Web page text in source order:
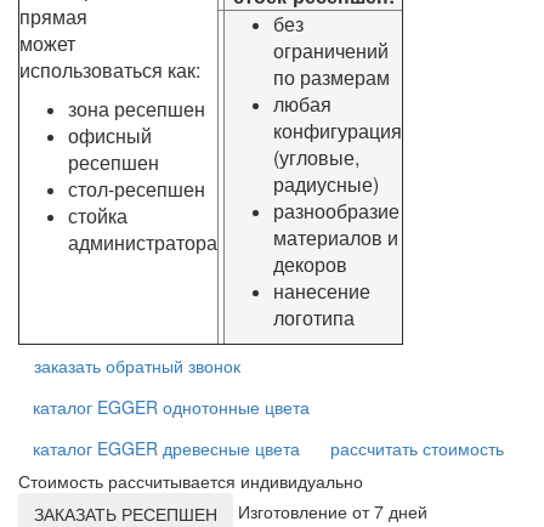
прямая
может
использоваться как:
зона ресепшен
офисный
ресепшен
стол-ресепшен
стойка
администратора
без
ограничений
по размерам
любая
конфигурация
(угловые,
радиусные)
разнообразие
материалов и
декоров
нанесение
логотипа
заказать обратный звонок
каталог EGGER однотонные цвета
каталог EGGER древесные цвета
рассчитать стоимость
Стоимость рассчитывается индивидуально
ЗАКАЗАТЬ РЕСЕПШЕН
Изготовление от 7 дней